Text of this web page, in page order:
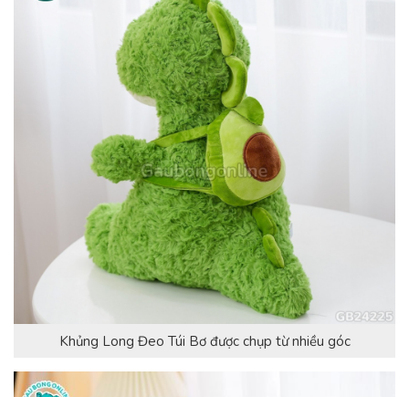
Khủng Long Đeo Túi Bơ được chụp từ nhiều góc